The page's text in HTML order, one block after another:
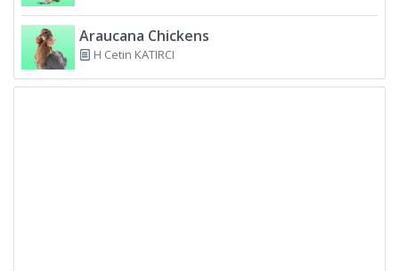
Araucana Chickens
H Cetin KATIRCI